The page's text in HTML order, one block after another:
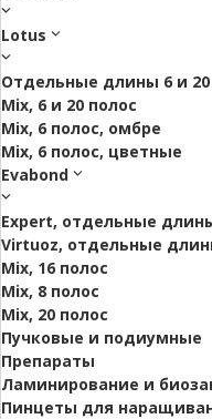
Lotus
Отдельные длины 6 и 20
Mix, 6 и 20 полос
Mix, 6 полос, омбре
Mix, 6 полос, цветные
Evabond
Expert, отдельные
Virtuoz, отдельные
Mix, 16 полос
Mix, 8 полос
Mix, 20 полос
Пучковые и подиумные
Препараты
Ламинирование и
Пинцеты для